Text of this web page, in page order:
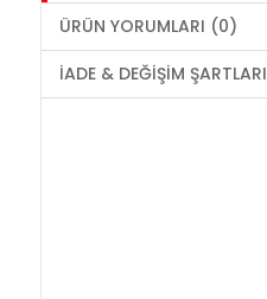
ÜRÜN YORUMLARI (0)
İADE & DEĞIŞIM ŞARTLARI